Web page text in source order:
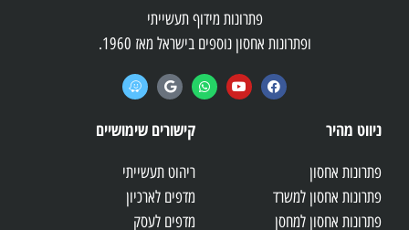
פתרונות מידוף תעשייתי
ופתרונות אחסון נוספים בישראל מאז 1960.
ניווט מהיר
פתרונות אחסון
פתרונות אחסון למשרד
פתרונות אחסון למחסן
קישורים שימושיים
ריהוט תעשייתי
מדפים לארכיון
מדפים לעסק